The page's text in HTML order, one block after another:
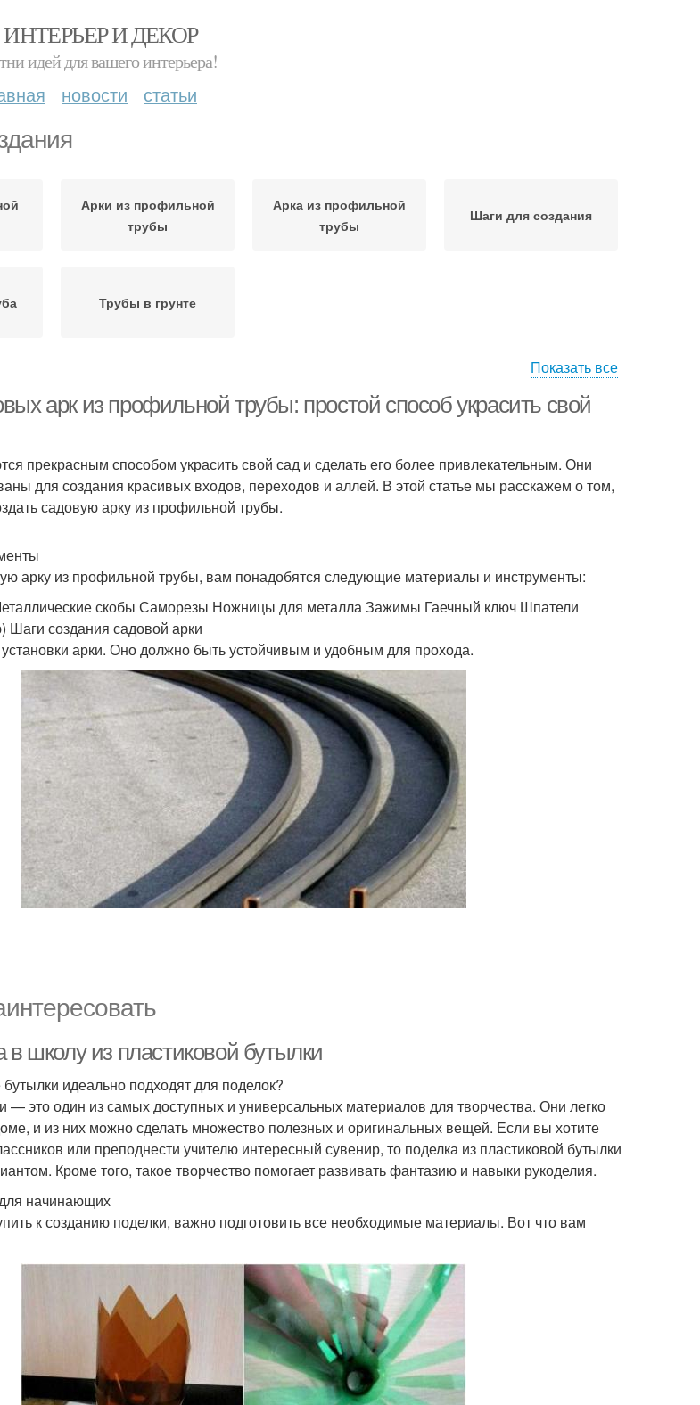
ИНТЕРЬЕР И ДЕКОР
идей для вашего интерьера!
новости статьи
Арки из профильной
трубы
Арка из профильной
трубы
Шаги для создания
Трубы в грунте
Показать все
арк из профильной трубы: простой способ украсить свой
прекрасным способом украсить свой сад и сделать его более привлекательным. Они
для создания красивых входов, переходов и аллей. В этой статье мы расскажем о том,
садовую арку из профильной трубы.
арку из профильной трубы, вам понадобятся следующие материалы и инструменты:
скобы Саморезы Ножницы для металла Зажимы Гаечный ключ Шпатели
Шаги создания садовой арки
арки. Оно должно быть устойчивым и удобным для прохода.
в школу из пластиковой бутылки
идеально подходят для поделок?
— это один из самых доступных и универсальных материалов для творчества. Они легко
и из них можно сделать множество полезных и оригинальных вещей. Если вы хотите
или преподнести учителю интересный сувенир, то поделка из пластиковой бутылки
Кроме того, такое творчество помогает развивать фантазию и навыки рукоделия.
начинающих
к созданию поделки, важно подготовить все необходимые материалы. Вот что вам